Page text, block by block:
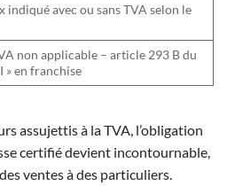
indiqué avec ou sans TVA selon le
non applicable – article 293 B du
» en franchise
assujettis à la TVA, l’obligation
certifié devient incontournable,
ventes à des particuliers.